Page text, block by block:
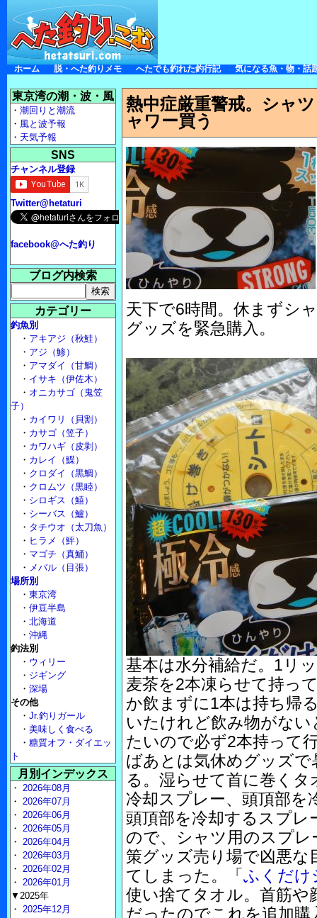
ホーム 脱・へた釣りメモ へたでも釣れた釣行記 気になる魚・物・話
熱中症厳重警戒。シャ
ャワー買う
天下で6時間。休まずシ
グッズを緊急購入。
基本は水分補給だ。1リ
麦茶を2本凍らせて持っ
か飲まずに1本は持ち帰
いたけれど飲み物がな
たいので必ず2本持って
ばあとは気休めグッズ
る。湿らせて首に巻く
冷却スプレー、頭頂部
頭頂部を冷却するスプレ
ので、シャツ用のスプ
策グッズ売り場で凶悪
てしまった。「ふくだけ
使い捨てタオル。首筋
だったのでこれを追加購
東京湾の潮・波・風
・ 潮回りと潮流
・ 風と波予報
・ 天気予報
SNS
チャンネル登録
Twitter@hetaturi
facebook@へた釣り
ブログ内検索
カテゴリー
釣魚別
・ アキアジ（秋鮭）
・ アジ（鯵）
・ アマダイ（甘鯛）
・ イサキ（伊佐木）
・ オニカサゴ（鬼笠
子）
・ カイワリ（貝割）
・ カサゴ（笠子）
・ カワハギ（皮剥）
・ カレイ（鰈）
・ クロダイ（黒鯛）
・ クロムツ（黒睦）
・ シロギス（鱚）
・ シーバス（鱸）
・ タチウオ（太刀魚）
・ ヒラメ（鮃）
・ マゴチ（真鯒）
・ メバル（目張）
場所別
・ 東京湾
・ 伊豆半島
・ 北海道
・ 沖縄
釣法別
・ ウィリー
・ ジギング
・ 深場
その他
・ Jr.釣りガール
・ 美味しく食べる
・ 糖質オフ・ダイエッ
ト
月別インデックス
・ 2026年08月
・ 2026年07月
・ 2026年06月
・ 2026年05月
・ 2026年04月
・ 2026年03月
・ 2026年02月
・ 2026年01月
▼2025年
・ 2025年12月